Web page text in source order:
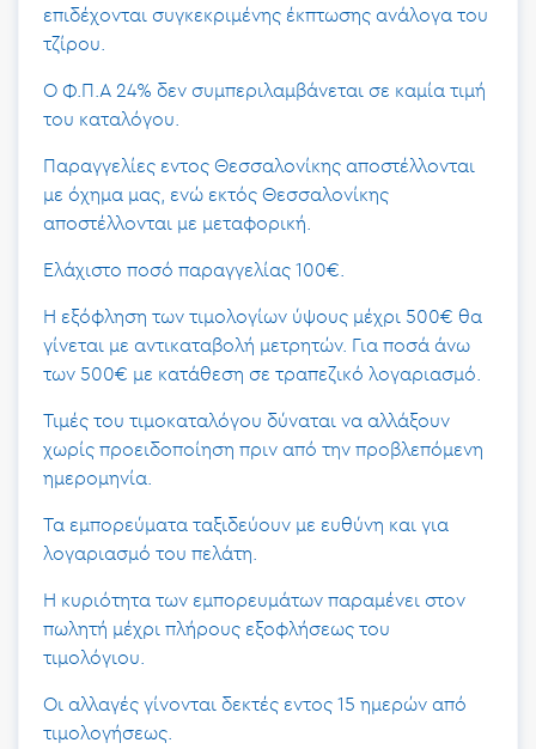
επιδέχονται συγκεκριμένης έκπτωσης ανάλογα του
τζίρου.
Ο Φ.Π.Α 24% δεν συμπεριλαμβάνεται σε καμία τιμή
του καταλόγου.
Παραγγελίες εντος Θεσσαλονίκης αποστέλλονται
με όχημα μας, ενώ εκτός Θεσσαλονίκης
αποστέλλονται με μεταφορική.
Ελάχιστο ποσό παραγγελίας 100€.
Η εξόφληση των τιμολογίων ύψους μέχρι 500€ θα
γίνεται με αντικαταβολή μετρητών. Για ποσά άνω
των 500€ με κατάθεση σε τραπεζικό λογαριασμό.
Τιμές του τιμοκαταλόγου δύναται να αλλάξουν
χωρίς προειδοποίηση πριν από την προβλεπόμενη
ημερομηνία.
Τα εμπορεύματα ταξιδεύουν με ευθύνη και για
λογαριασμό του πελάτη.
Η κυριότητα των εμπορευμάτων παραμένει στον
πωλητή μέχρι πλήρους εξοφλήσεως του
τιμολόγιου.
Οι αλλαγές γίνονται δεκτές εντος 15 ημερών από
τιμολογήσεως.